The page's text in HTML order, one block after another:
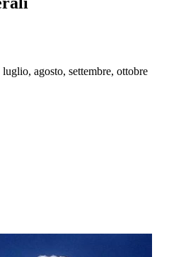
agosto, settembre, ottobre